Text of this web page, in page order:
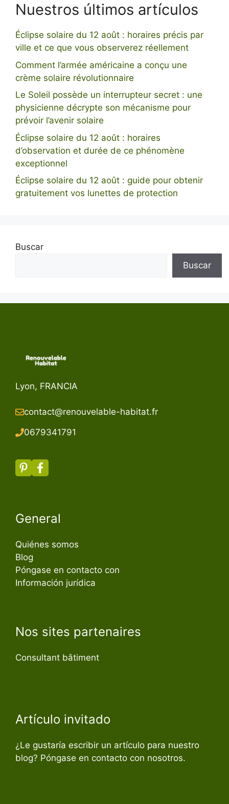
Nuestros últimos artículos
Éclipse solaire du 12 août : horaires précis par
ville et ce que vous observerez réellement
Comment l’armée américaine a conçu une
crème solaire révolutionnaire
Le Soleil possède un interrupteur secret : une
physicienne décrypte son mécanisme pour
prévoir l’avenir solaire
Éclipse solaire du 12 août : horaires
d’observation et durée de ce phénomène
exceptionnel
Éclipse solaire du 12 août : guide pour obtenir
gratuitement vos lunettes de protection
Buscar
Buscar
Lyon, FRANCIA
contact@renouvelable-habitat.fr
0679341791
General
Quiénes somos
Blog
Póngase en contacto con
Información jurídica
Nos sites partenaires
Consultant bâtiment
Artículo invitado
¿Le gustaría escribir un artículo para nuestro
blog? Póngase en contacto con nosotros.